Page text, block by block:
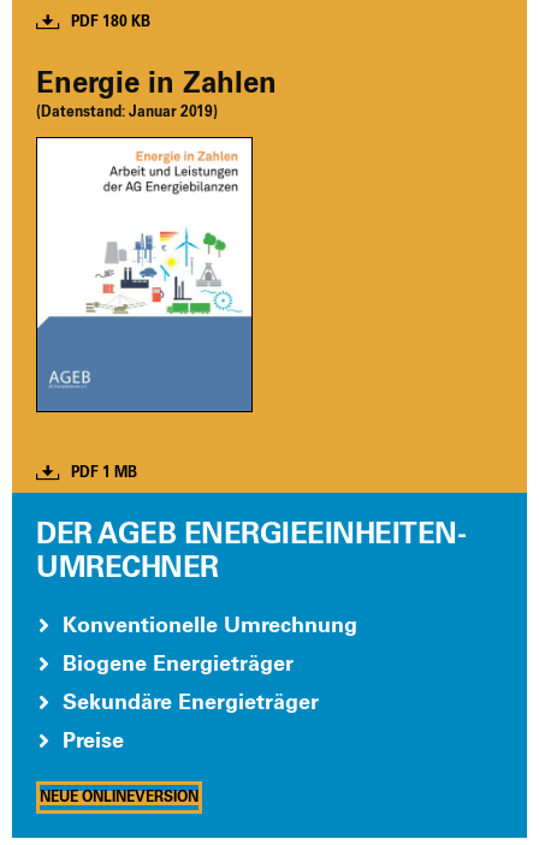
PDF 180 KB
Ener­gie in Zah­len
(Daten­stand: Janu­ar 2019)
PDF 1 MB
DER AGEB ENERGIEEINHEITEN-
UMRECHNER
Kon­ven­tio­nel­le Umrech­nung
Bio­ge­ne Ener­gie­trä­ger
Sekun­dä­re Ener­gie­trä­ger
Prei­se
NEUE ONLIN­EVER­SI­ON